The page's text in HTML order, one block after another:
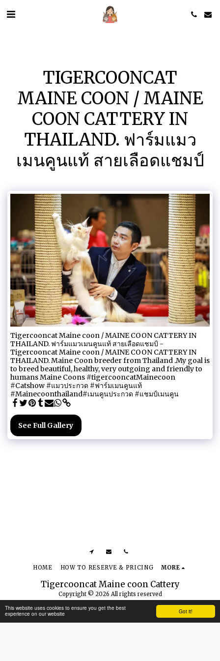
Got it!
This website uses cookies to ensure you get the best
experience on our website
TIGERCOONCAT
MAINE COON / MAINE
COON CATTERY IN
THAILAND. ฟาร์มแมว
เมนคูนแท้ สายเลือดแชมป์
Tigercooncat Maine coon / MAINE COON CATTERY IN
THAILAND. ฟาร์มแมวเมนคูนแท้ สายเลือดแชมป์ -
Tigercooncat Maine coon / MAINE COON CATTERY IN
THAILAND. Maine Coon breeder from Thailand .My goal is
to breed beautiful, healthy, very outgoing and friendly to
humans Maine Coons #tigercooncatMainecoon
#Catshow #แมวประกวด #ฟาร์มเมนคูนแท้
#Mainecoonthailand#เมนคูนประกวด #แชมป์เมนคูน
See Full Gallery
Tigercooncat Maine coon Cattery
Copyright © 2026 All rights reserved
Terms of Use
PRIVACY POLICY Accessibility
HOME HOW TO RESERVE & PRICING MORE